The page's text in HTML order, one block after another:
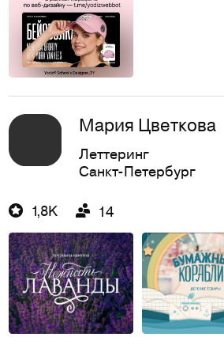
Мария Цветкова
Леттеринг
Санкт-Петербург
1,8K 14